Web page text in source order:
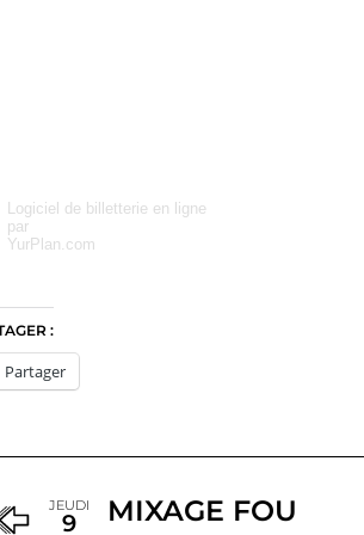
Logiciel de billetterie en ligne
par
YurPlan.com
:
Partager
JEUDI
9 MIXAGE FOU